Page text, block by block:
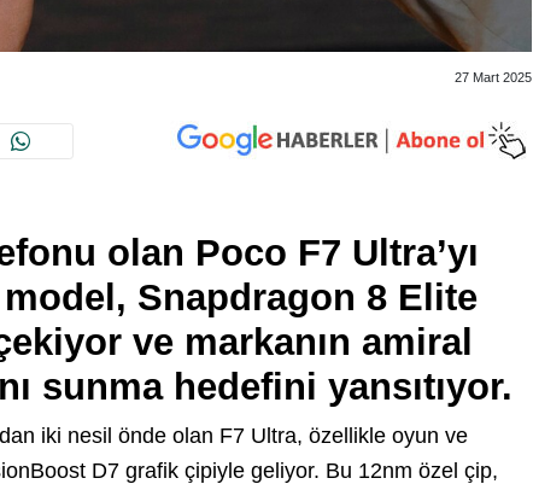
27 Mart 2025
olan Poco F7 Ultra’yı
Snapdragon 8 Elite
ve markanın amiral
sunma hedefini yansıtıyor.
iki nesil önde olan F7 Ultra, özellikle oyun ve
D7 grafik çipiyle geliyor. Bu 12nm özel çip,